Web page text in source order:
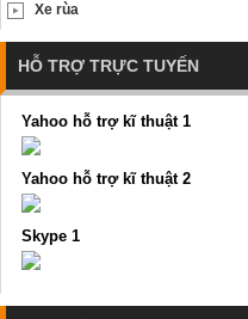
Xe rùa
HỖ TRỢ TRỰC TUYẾN
Yahoo hỗ trợ kĩ thuật 1
Yahoo hỗ trợ kĩ thuật 2
Skype 1